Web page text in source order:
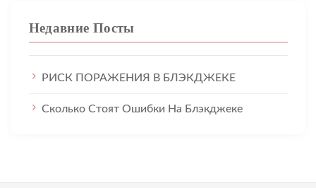
Недавние Посты
РИСК ПОРАЖЕНИЯ В БЛЭКДЖЕКЕ
Сколько Стоят Ошибки На Блэкджеке